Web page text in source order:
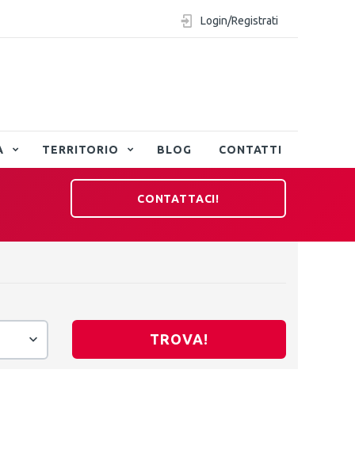
Login/Registrati
TERRITORIO BLOG CONTATTI
CONTATTACI!
TROVA!